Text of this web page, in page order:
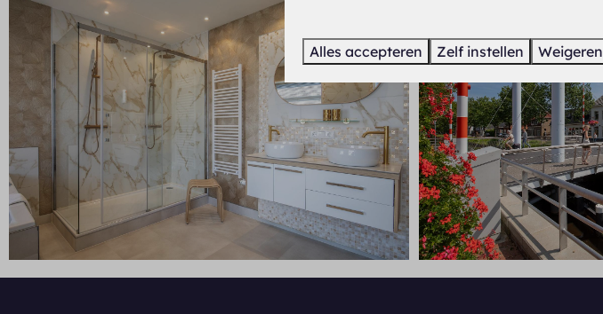
Alles accepteren Zelf instellen Weigeren